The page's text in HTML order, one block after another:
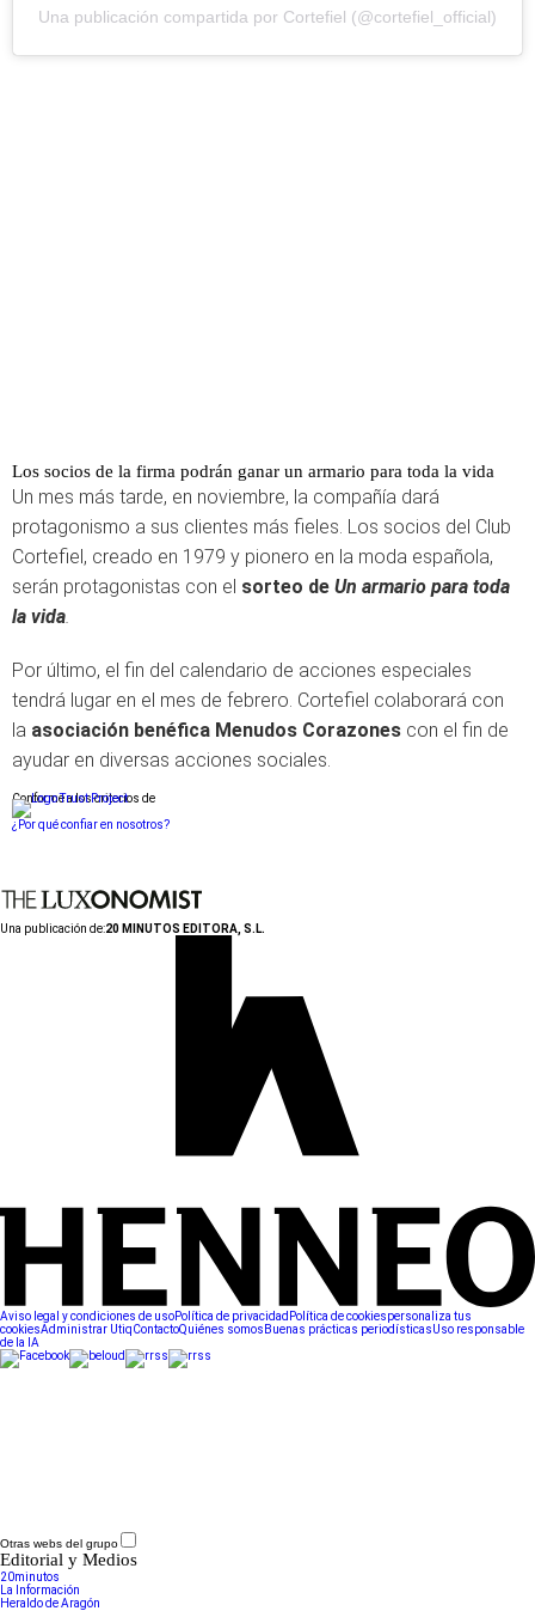
Una publicación compartida por Cortefiel (@cortefiel_official)
Los socios de la firma podrán ganar un armario para toda la vida
Un mes más tarde, en noviembre, la compañía dará
protagonismo a sus clientes más fieles. Los socios del Club
Cortefiel, creado en 1979 y pionero en la moda española,
serán protagonistas con el sorteo de Un armario para toda
la vida
Por último, el fin del calendario de acciones especiales
tendrá lugar en el mes de febrero. Cortefiel colaborará con
la asociación benéfica Menudos Corazones con el fin de
ayudar en diversas acciones sociales.
Conforme a los criterios de
¿Por qué confiar en nosotros?
Una publicación de:20 MINUTOS EDITORA, S.L.
Aviso legal y condiciones de usoPolítica de privacidad Política de cookiespersonaliza tus
cookiesAdministrar UtiqContactoQuiénes somos Buenas prácticas periodísticasUso responsable
de la IA
Otras webs del grupo
Editorial y Medios
20minutos
La Información
Heraldo de Aragón